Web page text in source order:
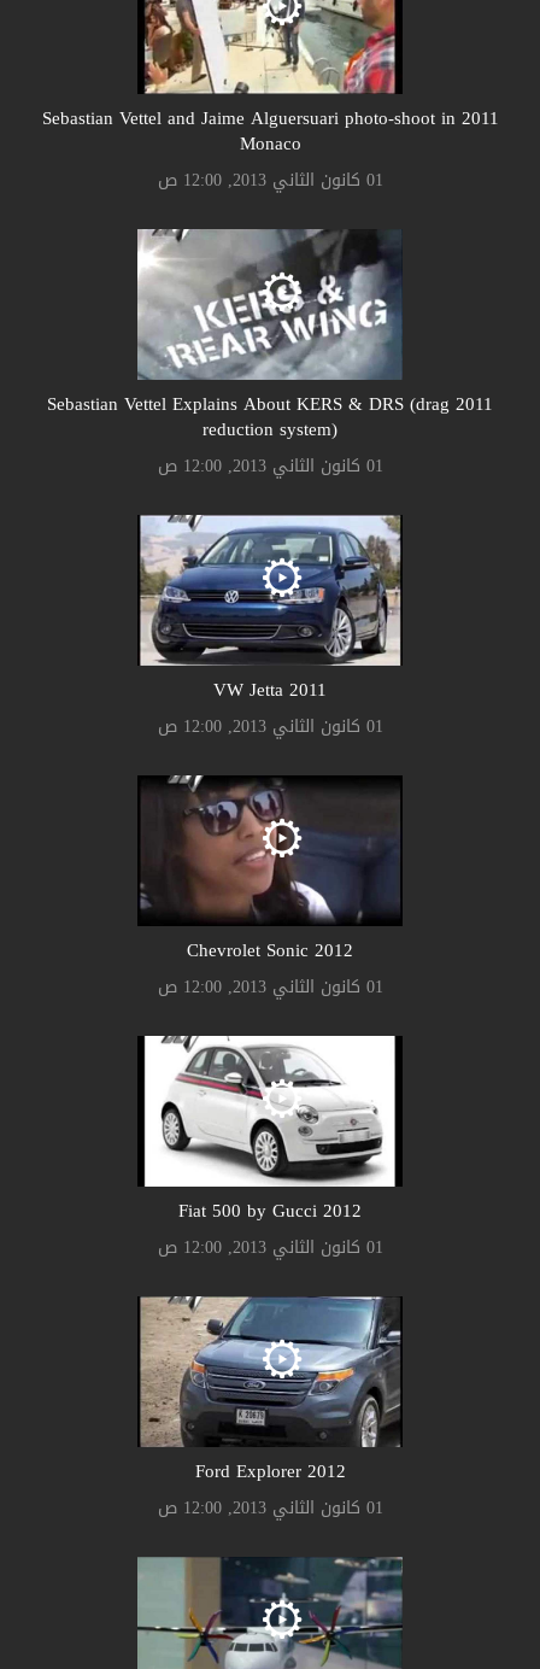
2011 Sebastian Vettel and Jaime Alguersuari photo-shoot in
Monaco
01 كانون الثاني 2013, 12:00 ص
2011 Sebastian Vettel Explains About KERS & DRS (drag
reduction system)
01 كانون الثاني 2013, 12:00 ص
2011 VW Jetta
01 كانون الثاني 2013, 12:00 ص
2012 Chevrolet Sonic
01 كانون الثاني 2013, 12:00 ص
2012 Fiat 500 by Gucci
01 كانون الثاني 2013, 12:00 ص
2012 Ford Explorer
01 كانون الثاني 2013, 12:00 ص